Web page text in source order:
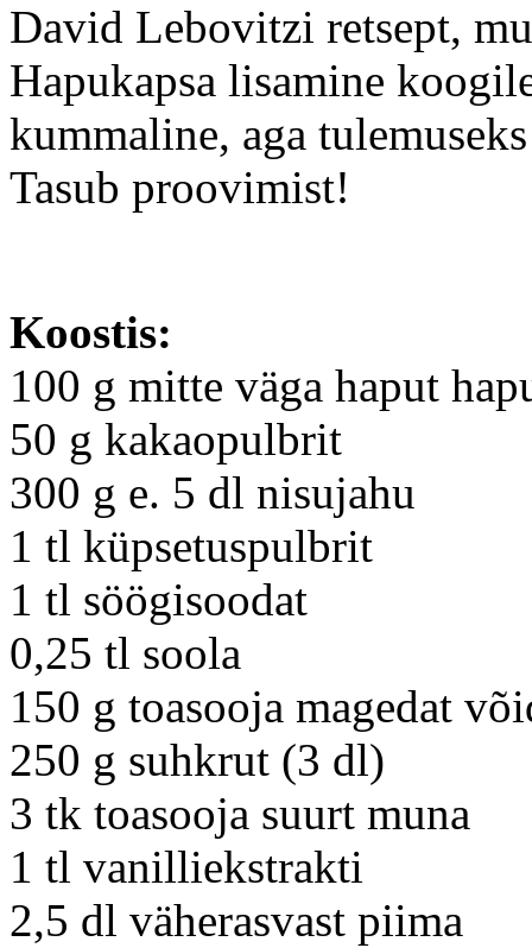
David Lebovitzi retsept,
Hapukapsa lisamine
kummaline, aga
Tasub proovimist!
Koostis:
100 g mitte väga haput
50 g kakaopulbrit
300 g e. 5 dl nisujahu
1 tl küpsetuspulbrit
1 tl söögisoodat
0,25 tl soola
150 g toasooja magedat
250 g suhkrut (3 dl)
3 tk toasooja suurt muna
1 tl vanilliekstrakti
2,5 dl väherasvast piima